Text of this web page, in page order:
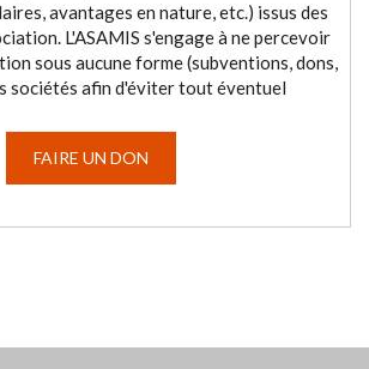
avantages en nature, etc.) issus des
L'ASAMIS s'engage à ne percevoir
sous aucune forme (subventions, dons,
sociétés afin d'éviter tout éventuel
FAIRE UN DON